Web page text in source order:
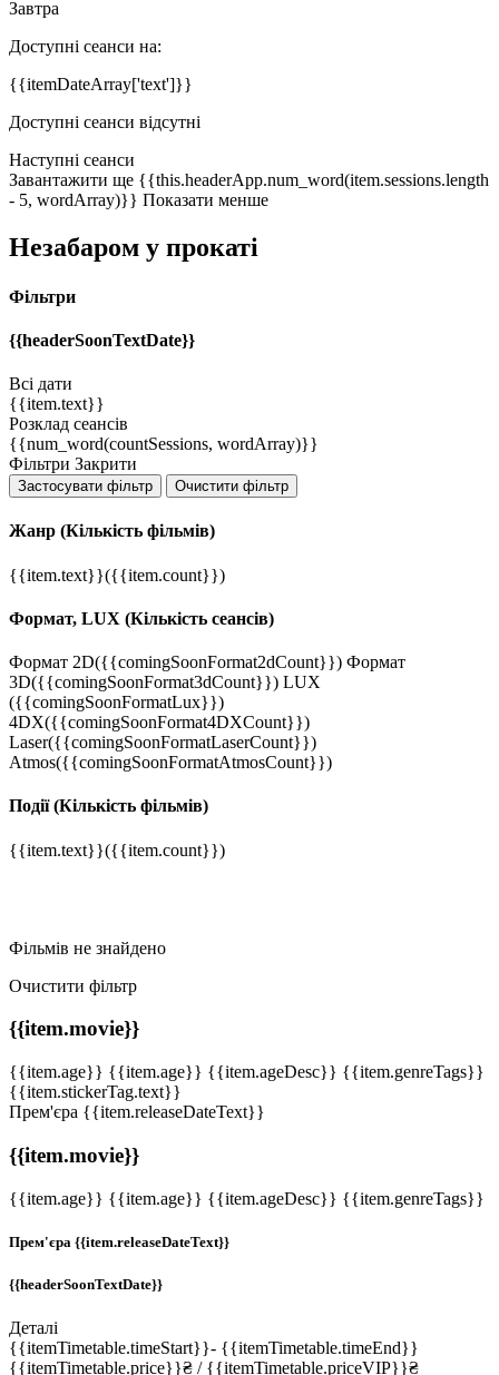
Завтра
Доступні сеанси на:
{{itemDateArray['text']}}
Доступні сеанси відсутні
Наступні сеанси
Завантажити ще {{this.headerApp.num_word(item.sessions.length
- 5, wordArray)}} Показати менше
Незабаром у прокаті
Фільтри
{{headerSoonTextDate}}
Всі дати
{{item.text}}
Розклад сеансів
{{num_word(countSessions, wordArray)}}
Фільтри Закрити
Застосувати фільтр Очистити фільтр
Жанр (Кількість фільмів)
{{item.text}}({{item.count}})
Формат, LUX (Кількість сеансів)
Формат 2D({{comingSoonFormat2dCount}}) Формат
3D({{comingSoonFormat3dCount}}) LUX
({{comingSoonFormatLux}})
4DX({{comingSoonFormat4DXCount}})
Laser({{comingSoonFormatLaserCount}})
Atmos({{comingSoonFormatAtmosCount}})
Події(Кількість фільмів)
{{item.text}}({{item.count}})
Фільмів не знайдено
Очистити фільтр
{{item.movie}}
{{item.age}} {{item.age}} {{item.ageDesc}} {{item.genreTags}}
{{item.stickerTag.text}}
Прем'єра {{item.releaseDateText}}
{{item.movie}}
{{item.age}} {{item.age}} {{item.ageDesc}} {{item.genreTags}}
Прем'єра {{item.releaseDateText}}
{{headerSoonTextDate}}
Деталі
{{itemTimetable.timeStart}}- {{itemTimetable.timeEnd}}
{{itemTimetable.price}}₴ / {{itemTimetable.priceVIP}}₴